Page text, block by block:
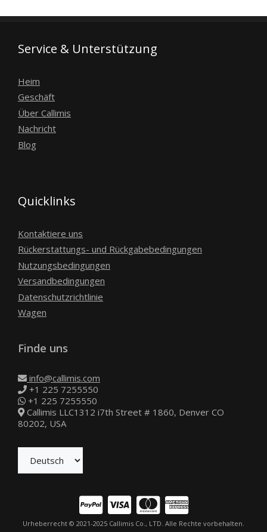
Service & Unterstützung
Heim
Geschäft
Über Callimis
Nachricht
Blog
Quicklinks
Kontaktiere uns
Rückerstattungs- und Rückgabebedingungen
Nutzungsbedingungen
Versandbedingungen
Datenschutzrichtlinie
Wagen
Finde uns
info@callimis.com
+1 225 7255550
+1 225 7255550
Callimis LLC1312 i7th Street # 1860, Denver CO
80202, USA
Urheberrecht © 2021-2025 Callimis Co., LTD. Alle Rechte vorbehalten.
Produkt zum Warenkorb hinzugefügt.